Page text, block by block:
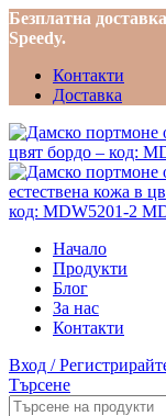
Безплатна
Speedy.
Контакти
Доставка
Начало
Продукти
Блог
За нас
Контакти
Вход /
Търсене